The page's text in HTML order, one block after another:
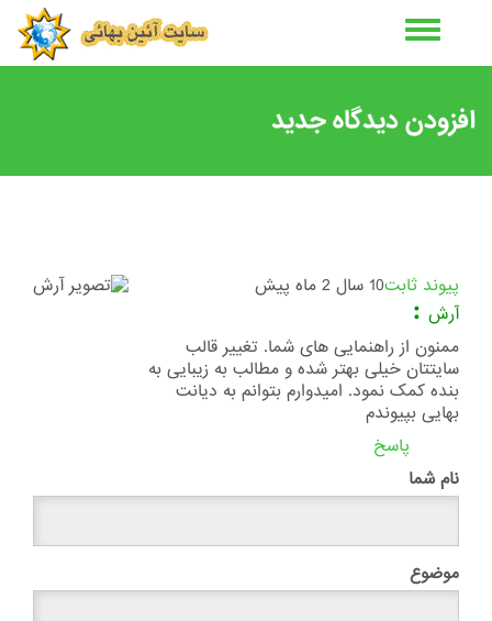
افزودن دیدگاه جدید
پیوند ثابت10 سال 2 ماه پیش
آرش :
ممنون از راهنمایی های شما. تغییر قالب
سایتتان خیلی بهتر شده و مطالب به زیبایی به
بنده کمک نمود. امیدوارم بتوانم به دیانت
بهایی بپیوندم
پاسخ
نام شما
موضوع